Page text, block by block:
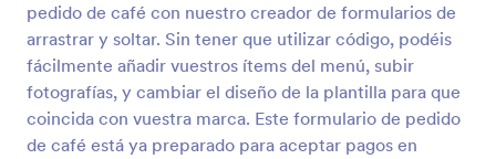
pedido de café con nuestro creador de formularios de
arrastrar y soltar. Sin tener que utilizar código, podéis
fácilmente añadir vuestros ítems del menú, subir
fotografías, y cambiar el diseño de la plantilla para que
coincida con vuestra marca. Este formulario de pedido
de café está ya preparado para aceptar pagos en
clientes de un comedor, acerca de la limpieza,
calidad de servicio y alimentos servidos, así como
opiniones de las instalaciones. También pueden dejar
comentarios extras sobre cada área evaluada.
Go to Category:
Formularios de pedido de comidas y bebidas
Usar plantilla